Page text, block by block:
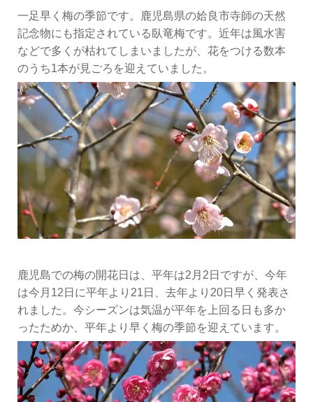
一足早く梅の季節です。鹿児島県の姶良市寺師の天然
記念物にも指定されている臥竜梅です。近年は風水害
などで多くが枯れてしまいましたが、花をつける数本
のうち1本が見ごろを迎えていました。
鹿児島での梅の開花日は、平年は2月2日ですが、今年
は今月12日に平年より21日、去年より20日早く発表さ
れました。今シーズンは気温が平年を上回る日も多か
ったためか、平年より早く梅の季節を迎えています。